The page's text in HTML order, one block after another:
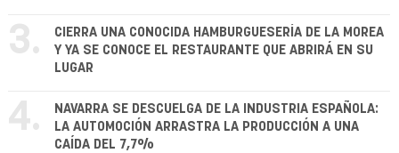
3.
CIERRA UNA CONOCIDA HAMBURGUESERÍA DE LA MOREA
Y YA SE CONOCE EL RESTAURANTE QUE ABRIRÁ EN SU
LUGAR
4.
NAVARRA SE DESCUELGA DE LA INDUSTRIA ESPAÑOLA:
LA AUTOMOCIÓN ARRASTRA LA PRODUCCIÓN A UNA
CAÍDA DEL 7,7%